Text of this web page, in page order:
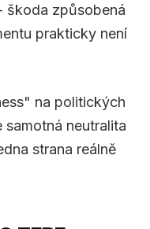
škoda způsobená
prakticky není
na politických
neutralita
strana reálně